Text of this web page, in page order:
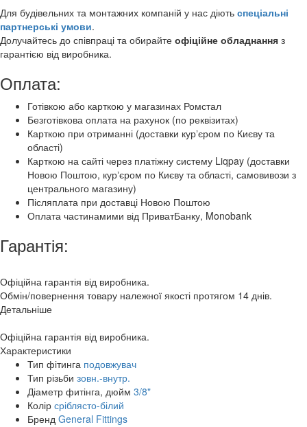
Для будівельних та монтажних компаній у нас діють спеціальні
партнерські умови.
Долучайтесь до співпраці та обирайте офіційне обладнання з
гарантією від виробника.
Оплата:
Готівкою або карткою у магазинах Ромстал
Безготівкова оплата на рахунок (по реквізитах)
Карткою при отриманні (доставки курʼєром по Києву та
області)
Карткою на сайті через платіжну систему Liqpay (доставки
Новою Поштою, курʼєром по Києву та області, самовивози з
центрального магазину)
Післяплата при доставці Новою Поштою
Оплата частинамими від ПриватБанку, Monobank
Гарантія:
Офіційна гарантія від виробника.
Обмін/повернення товару належної якості протягом 14 днів.
Детальніше
Офіційна гарантія від виробника.
Характеристики
Тип фітинга подовжувач
Тип різьби зовн.-внутр.
Діаметр фитінга, дюйм 3/8"
Колір сріблясто-білий
Бренд General Fittings